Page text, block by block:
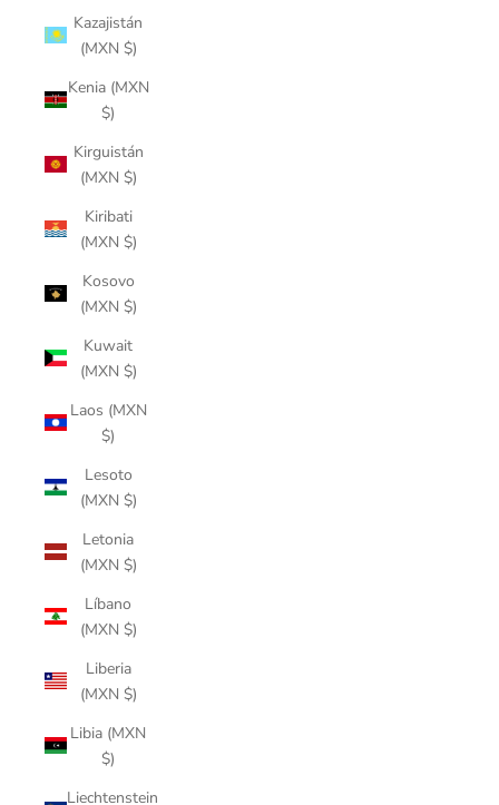
Kazajistán
(MXN $)
Kenia (MXN
$)
Kirguistán
(MXN $)
Kiribati
(MXN $)
Kosovo
(MXN $)
Kuwait
(MXN $)
Laos (MXN
$)
Lesoto
(MXN $)
Letonia
(MXN $)
Líbano
(MXN $)
Liberia
(MXN $)
Libia (MXN
$)
Liechtenstein